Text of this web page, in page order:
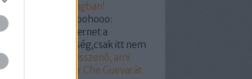
Segítünk a castingban!
@a nagy hohoohooo:
az internet a
megfelelője féleség,csak itt nem
15:18
Összenő, ami
Orbán Viktor Che Guevarát